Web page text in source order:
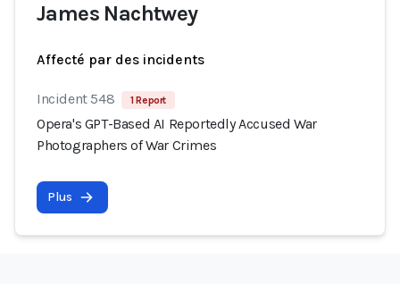
James Nachtwey
Affecté par des incidents
Incident 548 1 Report
Opera's GPT-Based AI Reportedly Accused War
Photographers of War Crimes
Plus